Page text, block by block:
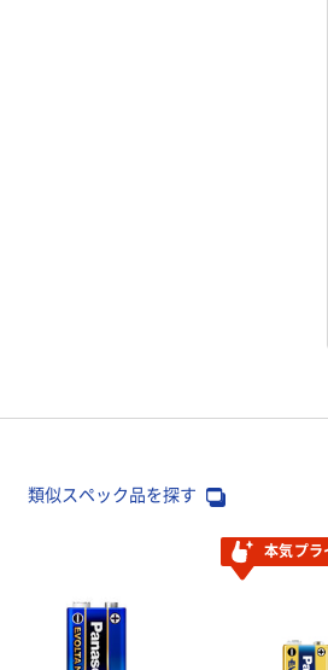
類似スペック品を探す
本気プラ